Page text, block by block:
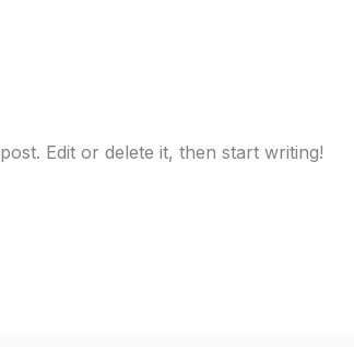
Edit or delete it, then start writing!